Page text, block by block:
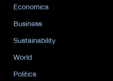
Economics
Business
Sustainability
World
Politics